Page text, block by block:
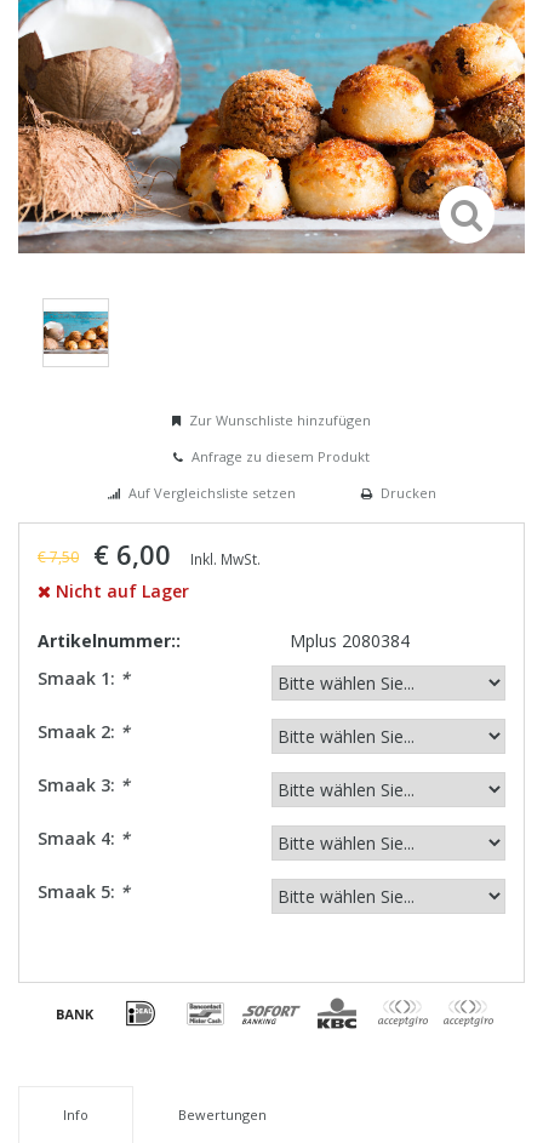
Zur Wunschliste hinzufügen
Anfrage zu diesem Produkt
Auf Vergleichsliste setzen
Drucken
€ 7,50 € 6,00 Inkl. MwSt.
Nicht auf Lager
Artikelnummer::
Mplus 2080384
Smaak 1: *
Smaak 2: *
Smaak 3: *
Smaak 4: *
Smaak 5: *
Info Bewertungen